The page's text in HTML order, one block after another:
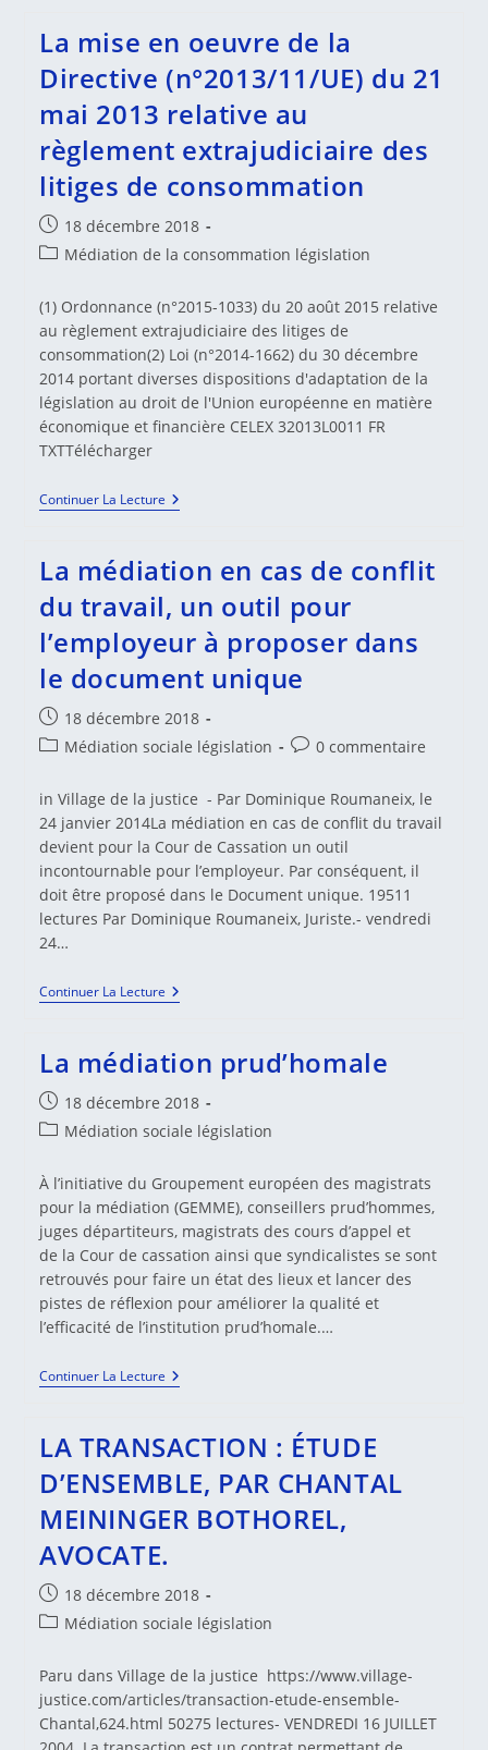
Et
De
Médiation
Appliquées
À
La
Gestion
Des
Ressources
Naturelles
La mise en oeuvre de la
Directive (n°2013/11/UE) du 21
mai 2013 relative au
règlement extrajudiciaire des
litiges de consommation
Publication
publiée :
18 décembre 2018
PostMédiation de la consommation législation
(1) Ordonnance (n°2015-1033) du 20 août 2015 relative
au règlement extrajudiciaire des litiges de
consommation(2) Loi (n°2014-1662) du 30 décembre
2014 portant diverses dispositions d'adaptation de la
législation au droit de l'Union européenne en matière
économique et financière CELEX 32013L0011 FR
TXTTélécharger
Continuer La LectureLa
Mise
De
La
Directive
(n°2013/11/UE)
Du
21
Mai
2013
Relative
Au
Règlement
Extrajudiciaire
Litiges
Consommation
La médiation en cas de conflit
du travail, un outil pour
l’employeur à proposer dans
le document unique
Publication
publiée :
18 décembre 2018
PostMédiation sociale législation
Commentaires
la
publication :
0 commentaire
in Village de la justice - Par Dominique Roumaneix, le
24 janvier 2014La médiation en cas de conflit du travail
devient pour la Cour de Cassation un outil
incontournable pour l’employeur. Par conséquent, il
doit être proposé dans le Document unique. 19511
lectures Par Dominique Roumaneix, Juriste.- vendredi
24…
Continuer La LectureLa
Médiation
De
Conflit
Du
Travail,
Un
L’employeur
À
Proposer
Dans
Le
Document
Unique
La médiation prud’homale
Publication
publiée :
18 décembre 2018
PostMédiation sociale législation
À l’initiative du Groupement européen des magistrats
pour la médiation (GEMME), conseillers prud’hommes,
juges départiteurs, magistrats des cours d’appel et
de la Cour de cassation ainsi que syndicalistes se sont
retrouvés pour faire un état des lieux et lancer des
pistes de réflexion pour améliorer la qualité et
l’efficacité de l’institution prud’homale.…
Continuer La LectureLa
Médiation
LA TRANSACTION : ÉTUDE
D’ENSEMBLE, PAR CHANTAL
MEININGER BOTHOREL,
AVOCATE.
Publication
publiée :
18 décembre 2018
PostMédiation sociale législation
Paru dans Village de la justice https://www.village-
justice.com/articles/transaction-etude-ensemble-
Chantal,624.html 50275 lectures- VENDREDI 16 JUILLET